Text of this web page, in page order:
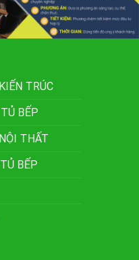
TRÚC
BẾP
THẤT
BẾP